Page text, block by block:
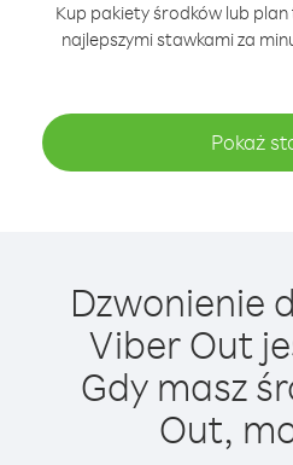
Kup pakiety środków lub
najlepszymi stawkami za
Pokaż
Dzwonienie
Viber Out
Gdy masz
Out,